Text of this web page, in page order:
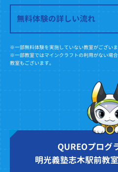
無料体験の詳しい流れ
※一部無料体験を実施していない教室がございま
※一部教室ではマインクラフトの利用がない場
教室もございます。
QUREOプログ
明光義塾志木駅前教